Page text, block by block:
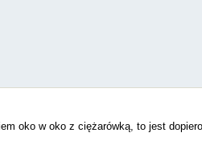
oko w oko z ciężarówką, to jest dopiero